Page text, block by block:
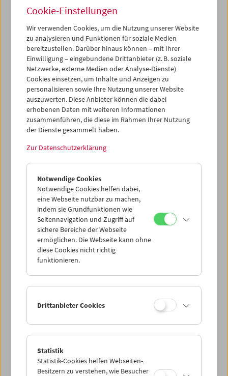
Das ist keine Khavn-Retrospektive
Collection on Screen: Klassiker aus der
Sammlung des Filmmuseums von 1964–2024
Cookie-Einstellungen
Wir verwenden Cookies, um die Nutzung unserer Website
zu analysieren und Funktionen für soziale Medien
bereitzustellen. Darüber hinaus können – mit Ihrer
Einwilligung – eingebundene Drittanbieter (z. B. soziale
Netzwerke, externe Medien oder Analyse-Dienste)
Cookies einsetzen, um Inhalte und Anzeigen zu
personalisieren sowie Ihre Nutzung unserer Website
auszuwerten. Diese Anbieter können die dabei
erhobenen Daten mit weiteren Informationen
zusammenführen, die diese im Rahmen Ihrer Nutzung
der Dienste gesammelt haben.
Zur Datenschutzerklärung
Notwendige Cookies
Notwendige Cookies helfen dabei,
eine Webseite nutzbar zu machen,
indem sie Grundfunktionen wie
Seitennavigation und Zugriff auf
sichere Bereiche der Webseite
ermöglichen. Die Webseite kann ohne
diese Cookies nicht richtig
funktionieren.
Drittanbieter Cookies
Statistik
Statistik-Cookies helfen Webseiten-
Besitzern zu verstehen, wie Besucher